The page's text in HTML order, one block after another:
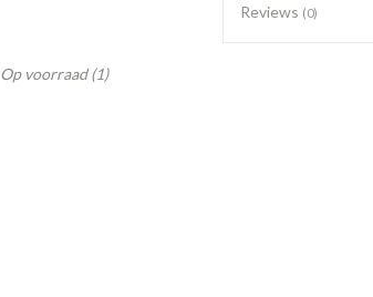
Reviews (0)
Op voorraad(1)